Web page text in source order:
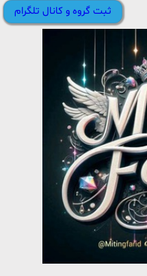
ثبت گروه و کانال تلگرام